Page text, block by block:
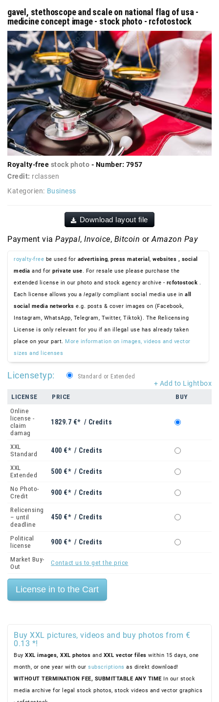
gavel, stethoscope and scale on national flag of usa -
medicine concept image - stock photo - rcfotostock
Royalty-free stock photo - Number: 7957
Credit: rclassen
Kategorien: Business
Download layout file
Payment via Paypal, Invoice, Bitcoin or Amazon Pay
royalty-free be used for advertising, press material , websites , social
media and for private use . For resale use please purchase the
extended license in our photo and stock agency archive - rcfotostock
Each license allows you a legallycompliant social media use in all
social media networks e.g. posts & cover images on (Facebook,
Instagram, WhatsApp, Telegram, Twitter, Tiktok). The Relicensing
License is only relevant for you if an illegal use has already taken
place on your part. More information on images, videos and vector
sizes and licenses
+ Add to Lightbox
Licensetyp: Standard or Extended
LICENSE PRICE
BUY
Online
license -
claim
damag
1829.7 €* / Credits
XXL
Standard
400 €* / Credits
XXL
Extended
500 €* / Credits
No Photo-
Credit
900 €* / Credits
Relicensing
– until
deadline
450 €* / Credits
Political
license
900 €* / Credits
Market Buy-
Out
Contact us to get the price
Buy XXL pictures, videos and buy photos from €
0.13 *!
Buy XXL images, XXL photos and XXL vector files within 15 days, one
month, or one year with our subscriptions as direkt download!
WITHOUT TERMINATION FEE, SUBMITTABLE ANY TIME In our stock
media archive for legal stock photos, stock videos and vector graphics